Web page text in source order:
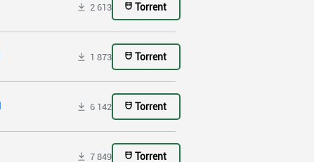
2 613 Torrent
1 873 Torrent
6 142 Torrent
7 849 Torrent